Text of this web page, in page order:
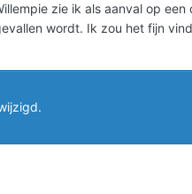
zie ik als aanval op
wordt. Ik zou het fijn